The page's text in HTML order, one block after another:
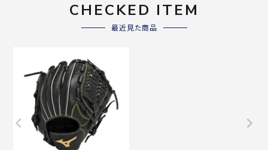
CHECKED ITEM
最近見た商品